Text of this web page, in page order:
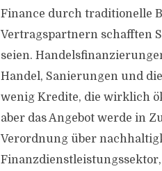
Finance durch traditionelle
Vertragspartnern schafften
seien.
Handel, Sanierungen und
wenig Kredite, die wirklich
aber das Angebot werde in
Verordnung über